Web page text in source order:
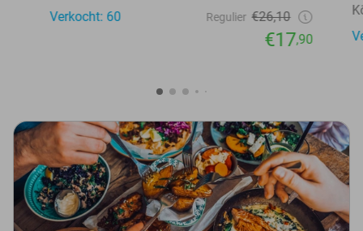
Verkocht: 60
Regulier €26,10
€17,90